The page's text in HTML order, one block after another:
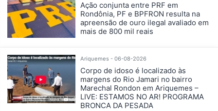
Ação conjunta entre PRF em
Rondônia, PF e BPFRON resulta na
apreensão de ouro ilegal avaliado em
mais de 800 mil reais
Ariquemes - 06-08-2026
Corpo de idoso é localizado às
margens do Rio Jamari no bairro
Marechal Rondon em Ariquemes –
LIVE: ESTAMOS NO AR! PROGRAMA
BRONCA DA PESADA